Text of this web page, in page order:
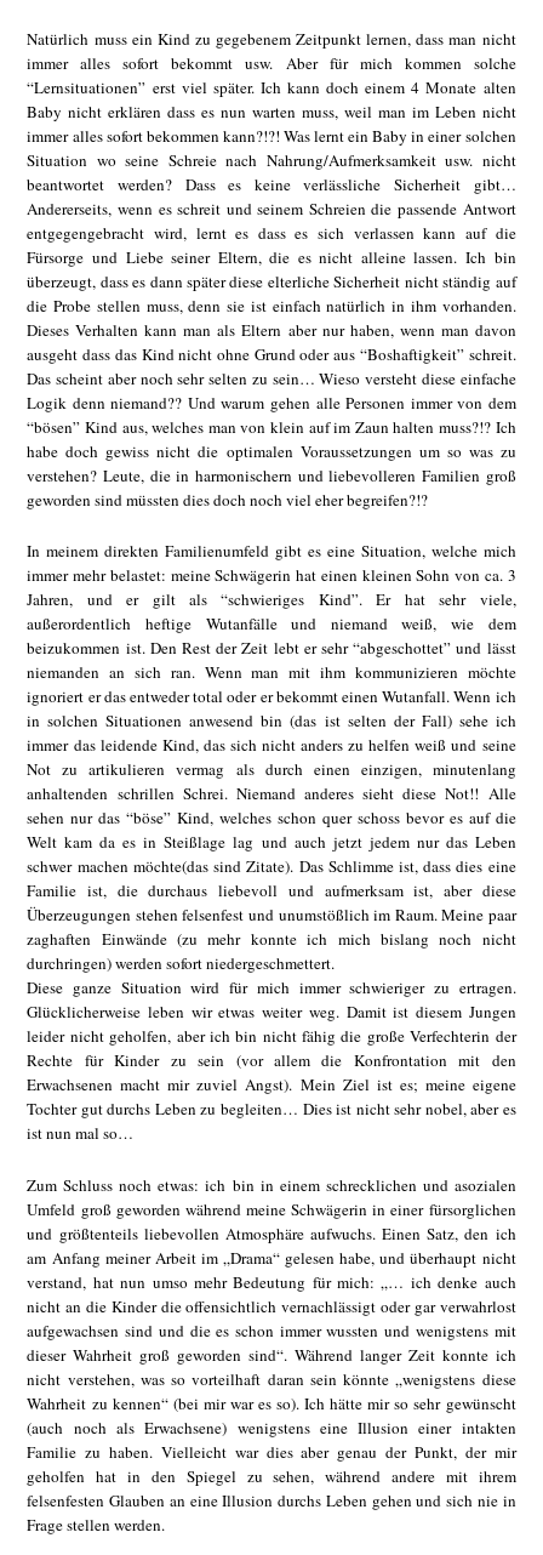
Natürlich muss ein Kind zu gegebenem Zeitpunkt lernen, dass man nicht
immer alles sofort bekommt usw. Aber für mich kommen solche
“Lernsituationen” erst viel später. Ich kann doch einem 4 Monate alten
Baby nicht erklären dass es nun warten muss, weil man im Leben nicht
immer alles sofort bekommen kann?!?! Was lernt ein Baby in einer solchen
Situation wo seine Schreie nach Nahrung/Aufmerksamkeit usw. nicht
beantwortet werden? Dass es keine verlässliche Sicherheit gibt…
Andererseits, wenn es schreit und seinem Schreien die passende Antwort
entgegengebracht wird, lernt es dass es sich verlassen kann auf die
Fürsorge und Liebe seiner Eltern, die es nicht alleine lassen. Ich bin
überzeugt, dass es dann später diese elterliche Sicherheit nicht ständig auf
die Probe stellen muss, denn sie ist einfach natürlich in ihm vorhanden.
Dieses Verhalten kann man als Eltern aber nur haben, wenn man davon
ausgeht dass das Kind nicht ohne Grund oder aus “Boshaftigkeit” schreit.
Das scheint aber noch sehr selten zu sein… Wieso versteht diese einfache
Logik denn niemand?? Und warum gehen alle Personen immer von dem
“bösen” Kind aus, welches man von klein auf im Zaun halten muss?!? Ich
habe doch gewiss nicht die optimalen Voraussetzungen um so was zu
verstehen? Leute, die in harmonischern und liebevolleren Familien groß
geworden sind müssten dies doch noch viel eher begreifen?!?
In meinem direkten Familienumfeld gibt es eine Situation, welche mich
immer mehr belastet: meine Schwägerin hat einen kleinen Sohn von ca. 3
Jahren, und er gilt als “schwieriges Kind”. Er hat sehr viele,
außerordentlich heftige Wutanfälle und niemand weiß, wie dem
beizukommen ist. Den Rest der Zeit lebt er sehr “abgeschottet” und lässt
niemanden an sich ran. Wenn man mit ihm kommunizieren möchte
ignoriert er das entweder total oder er bekommt einen Wutanfall. Wenn ich
in solchen Situationen anwesend bin (das ist selten der Fall) sehe ich
immer das leidende Kind, das sich nicht anders zu helfen weiß und seine
Not zu artikulieren vermag als durch einen einzigen, minutenlang
anhaltenden schrillen Schrei. Niemand anderes sieht diese Not!! Alle
sehen nur das “böse” Kind, welches schon quer schoss bevor es auf die
Welt kam da es in Steißlage lag und auch jetzt jedem nur das Leben
schwer machen möchte(das sind Zitate). Das Schlimme ist, dass dies eine
Familie ist, die durchaus liebevoll und aufmerksam ist, aber diese
Überzeugungen stehen felsenfest und unumstößlich im Raum. Meine paar
zaghaften Einwände (zu mehr konnte ich mich bislang noch nicht
durchringen) werden sofort niedergeschmettert.
Diese ganze Situation wird für mich immer schwieriger zu ertragen.
Glücklicherweise leben wir etwas weiter weg. Damit ist diesem Jungen
leider nicht geholfen, aber ich bin nicht fähig die große Verfechterin der
Rechte für Kinder zu sein (vor allem die Konfrontation mit den
Erwachsenen macht mir zuviel Angst). Mein Ziel ist es; meine eigene
Tochter gut durchs Leben zu begleiten… Dies ist nicht sehr nobel, aber es
ist nun mal so…
Zum Schluss noch etwas: ich bin in einem schrecklichen und asozialen
Umfeld groß geworden während meine Schwägerin in einer fürsorglichen
und größtenteils liebevollen Atmosphäre aufwuchs. Einen Satz, den ich
am Anfang meiner Arbeit im „Drama“ gelesen habe, und überhaupt nicht
verstand, hat nun umso mehr Bedeutung für mich: „… ich denke auch
nicht an die Kinder die offensichtlich vernachlässigt oder gar verwahrlost
aufgewachsen sind und die es schon immer wussten und wenigstens mit
dieser Wahrheit groß geworden sind“. Während langer Zeit konnte ich
nicht verstehen, was so vorteilhaft daran sein könnte „wenigstens diese
Wahrheit zu kennen“ (bei mir war es so). Ich hätte mir so sehr gewünscht
(auch noch als Erwachsene) wenigstens eine Illusion einer intakten
Familie zu haben. Vielleicht war dies aber genau der Punkt, der mir
geholfen hat in den Spiegel zu sehen, während andere mit ihrem
felsenfesten Glauben an eine Illusion durchs Leben gehen und sich nie in
Frage stellen werden.